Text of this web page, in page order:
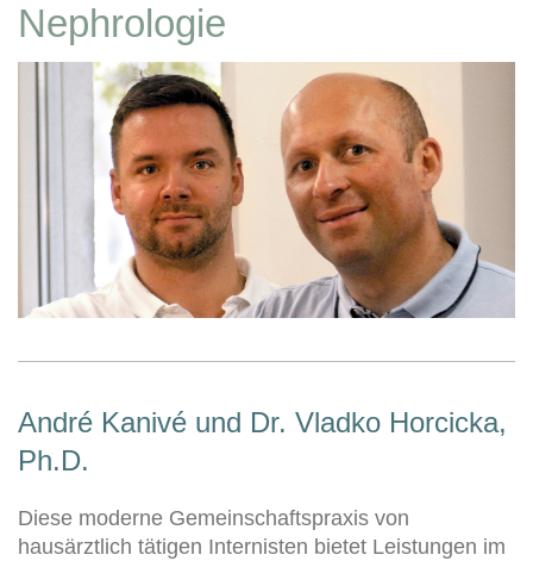
Nephrologie
André Kanivé und Dr. Vladko Horcicka,
Ph.D.
Diese moderne Gemeinschaftspraxis von
hausärztlich tätigen Internisten bietet Leistungen im